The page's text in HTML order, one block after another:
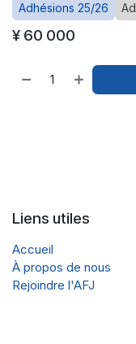
Adhésions 25/26
¥ 60 000
Liens utiles
Accueil
À propos de nous
Rejoindre l'AFJ